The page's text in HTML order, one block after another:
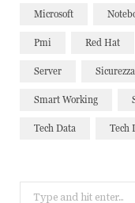
Microsoft
Pmi Red Hat
Server Sicurezza
Smart Working
Tech Data Tech
Search